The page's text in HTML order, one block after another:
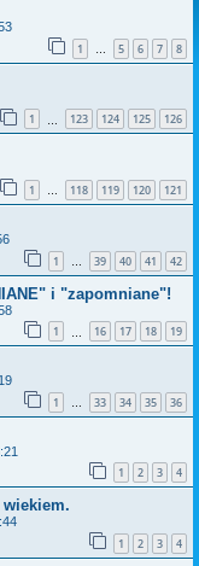
1 … 5 6 7 8
1 123 124 125 126
1 … 118 119 120 121
1 … 39 40 41 42
i "zapomniane"!
1 16 17 18 19
1 … 33 34 35 36
1 2 3 4
1 2 3 4